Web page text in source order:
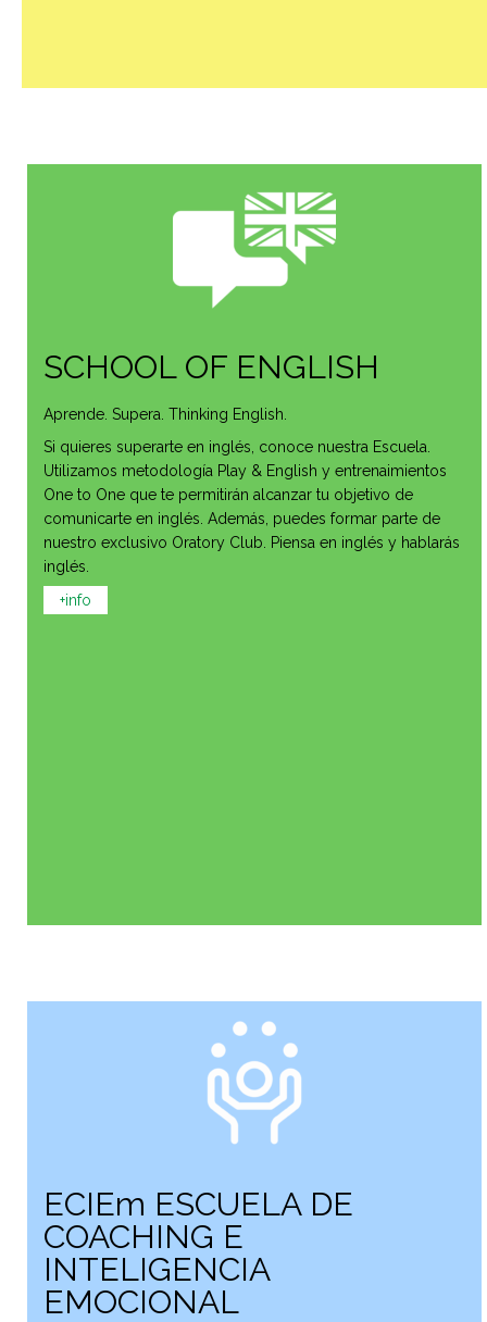
SCHOOL OF ENGLISH
Aprende. Supera. Thinking English.
Si quieres superarte en inglés, conoce nuestra Escuela.
Utilizamos metodología Play & English y entrenaimientos
One to One que te permitirán alcanzar tu objetivo de
comunicarte en inglés. Además, puedes formar parte de
nuestro exclusivo Oratory Club. Piensa en inglés y hablarás
inglés.
+info
ECIEm ESCUELA DE
COACHING E
INTELIGENCIA
EMOCIONAL